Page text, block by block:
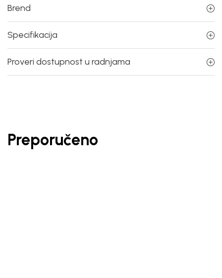
Brend
Specifikacija
Proveri dostupnost u radnjama
Preporučeno